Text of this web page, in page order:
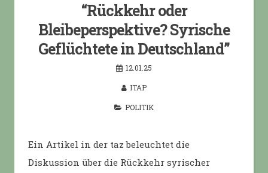
“Rückkehr oder
Bleibeperspektive? Syrische
Geflüchtete in Deutschland”
12.01.25
ITAP
POLITIK
Ein Artikel in der taz beleuchtet die
Diskussion über die Rückkehr syrischer